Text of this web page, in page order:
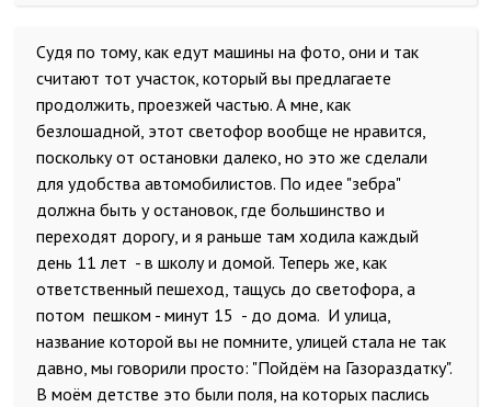
Судя по тому, как едут машины на фото, они и так
считают тот участок, который вы предлагаете
продолжить, проезжей частью. А мне, как
безлошадной, этот светофор вообще не нравится,
поскольку от остановки далеко, но это же сделали
для удобства автомобилистов. По идее "зебра"
должна быть у остановок, где большинство и
переходят дорогу, и я раньше там ходила каждый
день 11 лет - в школу и домой. Теперь же, как
ответственный пешеход, тащусь до светофора, а
потом пешком - минут 15 - до дома. И улица,
название которой вы не помните, улицей стала не так
давно, мы говорили просто: "Пойдём на Газораздатку".
В моём детстве это были поля, на которых паслись